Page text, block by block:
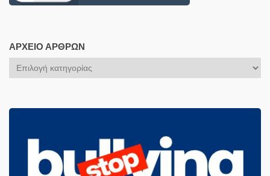
ΑΡΧΕΊΟ ΆΡΘΡΩΝ
Αρχείο
Άρθρων